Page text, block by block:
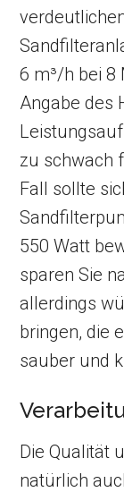
6 m³/h bei 8
Angabe des
zu schwach
Fall sollte
550 Watt
sparen Sie
allerdings
bringen, die
sauber und
Die Qualität
natürlich